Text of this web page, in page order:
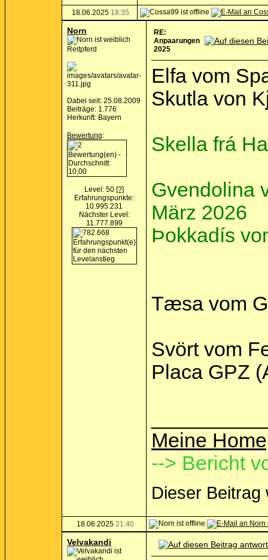
18.06.2025 18:35
Norn
Reitpferd
Dabei seit: 25.08.2009
Beiträge: 1.776
Herkunft: Bayern
Bewertung:
Level: 50 [?]
Erfahrungspunkte:
10.995.231
Nächster Level:
11.777.899
RE:
Anpaarungen
2025
Elfa vom
Skutla von
Skella frá
Gvendolina
März 2026
Þokkadís
Tæsa vom
Svört vom
Placa GPZ
Meine
--> Bericht
Dieser
18.06.2025 21:40
Velvakandi